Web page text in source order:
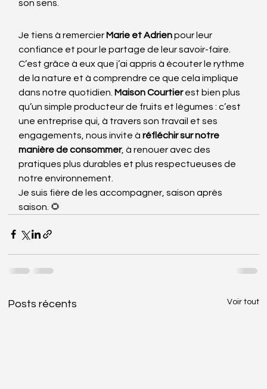
son sens.
Je tiens à remercier Marie et Adrien pour leur
confiance et pour le partage de leur savoir-faire.
C’est grâce à eux que j’ai appris à écouter le rythme
de la nature et à comprendre ce que cela implique
dans notre quotidien. Maison Courtier est bien plus
qu’un simple producteur de fruits et légumes : c’est
une entreprise qui, à travers son travail et ses
engagements, nous invite à réfléchir sur notre
manière de consommer, à renouer avec des
pratiques plus durables et plus respectueuses de
notre environnement.
Je suis fière de les accompagner, saison après
saison. 🌻
Posts récents Voir tout